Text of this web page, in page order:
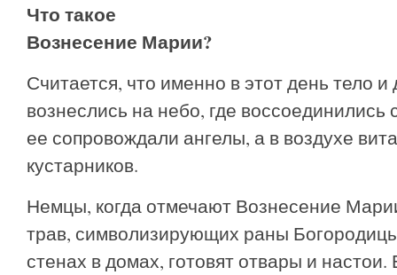
Что такое
Вознесение Марии?
Считается, что именно в этот день тело
вознеслись на небо, где
ее сопровождали ангелы, а в воздухе
кустарников.
Немцы, когда отмечают Вознесение
трав, символизирующих раны
стенах в домах, готовят отвары и